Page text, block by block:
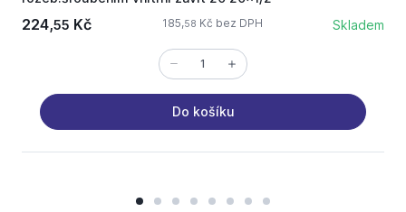
224,55 Kč 185,58 Kč bez DPH Skladem
Do košíku